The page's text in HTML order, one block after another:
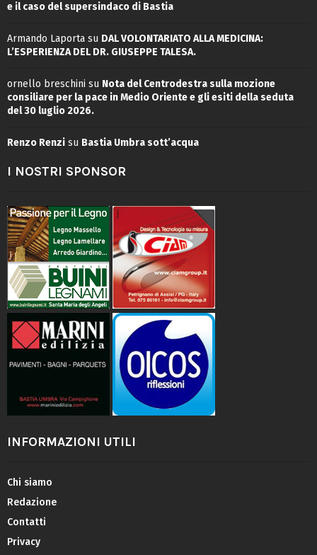
e il caso del supersindaco di Bastia
Armando Laporta su DAL VOLONTARIATO ALLA MEDICINA:
L’ESPERIENZA DEL DR. GIUSEPPE TALESA.
ornello breschini su Nota del Centrodestra sulla mozione
consiliare per la pace in Medio Oriente e gli esiti della seduta
del 30 luglio 2026.
Renzo Renzi su Bastia Umbra sott’acqua
I NOSTRI SPONSOR
INFORMAZIONI UTILI
Chi siamo
Redazione
Contatti
Privacy